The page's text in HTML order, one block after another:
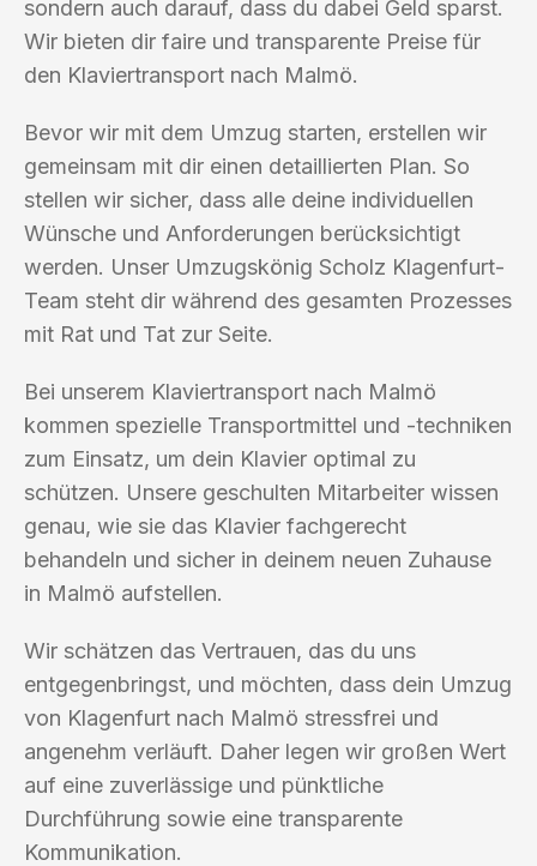
sondern auch darauf, dass du dabei Geld sparst.
Wir bieten dir faire und transparente Preise für
den Klaviertransport nach Malmö.
Bevor wir mit dem Umzug starten, erstellen wir
gemeinsam mit dir einen detaillierten Plan. So
stellen wir sicher, dass alle deine individuellen
Wünsche und Anforderungen berücksichtigt
werden. Unser Umzugskönig Scholz Klagenfurt-
Team steht dir während des gesamten Prozesses
mit Rat und Tat zur Seite.
Bei unserem Klaviertransport nach Malmö
kommen spezielle Transportmittel und -techniken
zum Einsatz, um dein Klavier optimal zu
schützen. Unsere geschulten Mitarbeiter wissen
genau, wie sie das Klavier fachgerecht
behandeln und sicher in deinem neuen Zuhause
in Malmö aufstellen.
Wir schätzen das Vertrauen, das du uns
entgegenbringst, und möchten, dass dein Umzug
von Klagenfurt nach Malmö stressfrei und
angenehm verläuft. Daher legen wir großen Wert
auf eine zuverlässige und pünktliche
Durchführung sowie eine transparente
Kommunikation.